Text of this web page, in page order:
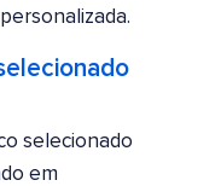
selecionado
em